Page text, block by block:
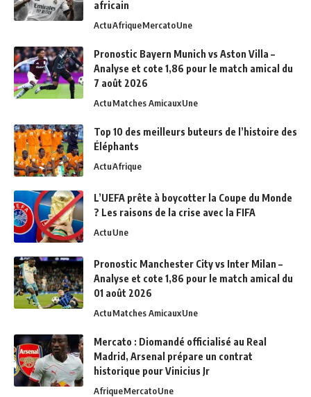
africain
ActuAfriqueMercatoUne
Pronostic Bayern Munich vs Aston Villa –
Analyse et cote 1,86 pour le match amical du
7 août 2026
ActuMatches AmicauxUne
Top 10 des meilleurs buteurs de l’histoire des
Éléphants
ActuAfrique
L’UEFA prête à boycotter la Coupe du Monde
? Les raisons de la crise avec la FIFA
ActuUne
Pronostic Manchester City vs Inter Milan –
Analyse et cote 1,86 pour le match amical du
01 août 2026
ActuMatches AmicauxUne
Mercato : Diomandé officialisé au Real
Madrid, Arsenal prépare un contrat
historique pour Vinicius Jr
AfriqueMercatoUne